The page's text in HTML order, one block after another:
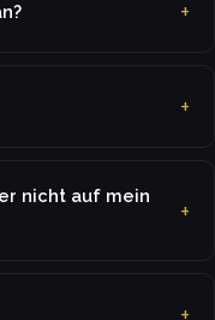
nicht auf mein